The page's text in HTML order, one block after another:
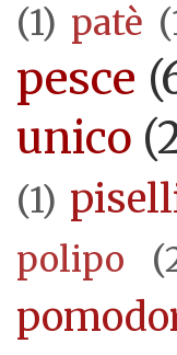
(1) patè
pesce
unico
(1)
polipo